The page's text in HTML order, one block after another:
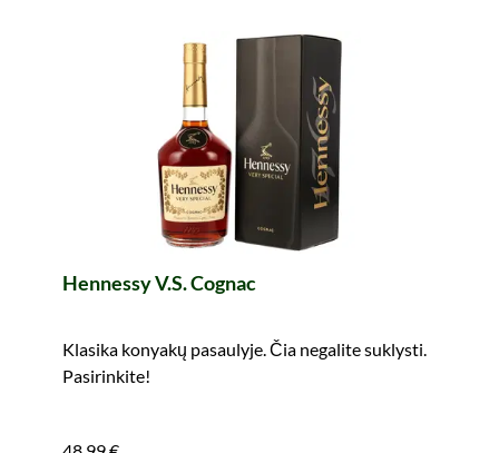
Hennessy V.S. Cognac
Klasika konyakų pasaulyje. Čia negalite suklysti.
Pasirinkite!